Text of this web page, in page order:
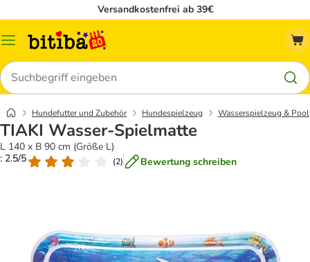
Versandkostenfrei ab 39€
Menü
Suchen
Hundefutter und Zubehör Hundespielzeug Wasserspielzeug & Pool
TIAKI Wasser-Spielmatte
L 140 x B 90 cm (Größe L)
: 2.5/5
(2) Bewertung schreiben